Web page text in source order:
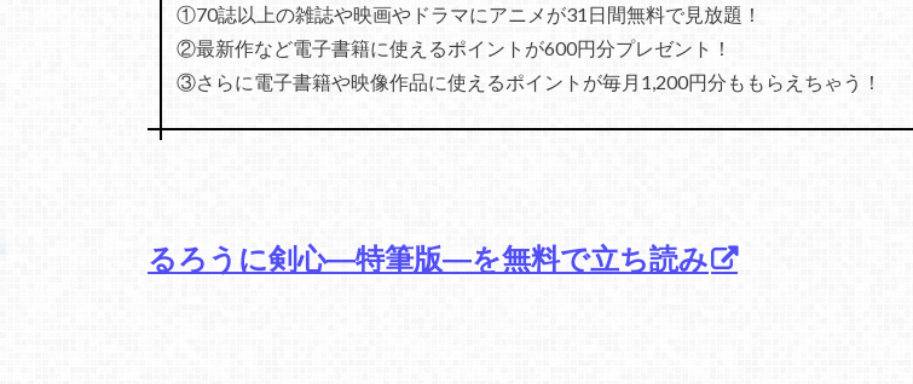
①70誌以上の雑誌や映画やドラマにアニメが31日間無料で見放題！
②最新作など電子書籍に使えるポイントが600円分プレゼント！
③さらに電子書籍や映像作品に使えるポイントが毎月1,200円分ももらえちゃう！
るろうに剣心―特筆版―を無料で立ち読み